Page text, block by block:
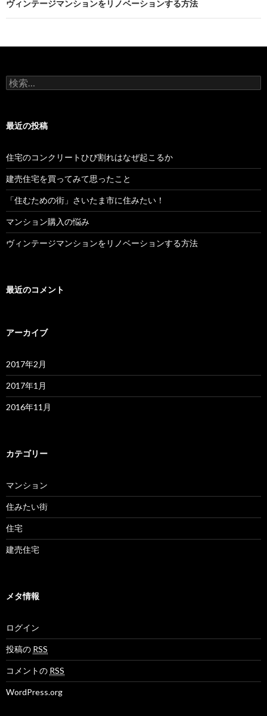
ナ
ゲ
シ
ン
ヴィンテージマンションをリノベーションする方法
検
索
最近の投稿
住宅のコンクリートひび割れはなぜ起こるか
建売住宅を買ってみて思ったこと
「住むための街」さいたま市に住みたい！
マンション購入の悩み
ヴィンテージマンションをリノベーションする方法
最近のコメント
アーカイブ
2017年2月
2017年1月
2016年11月
カテゴリー
マンション
住みたい街
住宅
建売住宅
メタ情報
ログイン
投稿の RSS
コメントの RSS
WordPress.org